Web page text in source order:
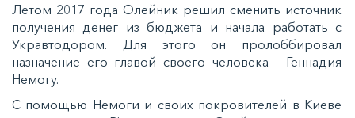
Летом 2017 года Олейник решил сменить источник
получения денег из бюджета и начала работать с
Укравтодором. Для этого он пролоббировал
назначение его главой своего человека - Геннадия
Немогу.
С помощью Немоги и своих покровителей в Киеве